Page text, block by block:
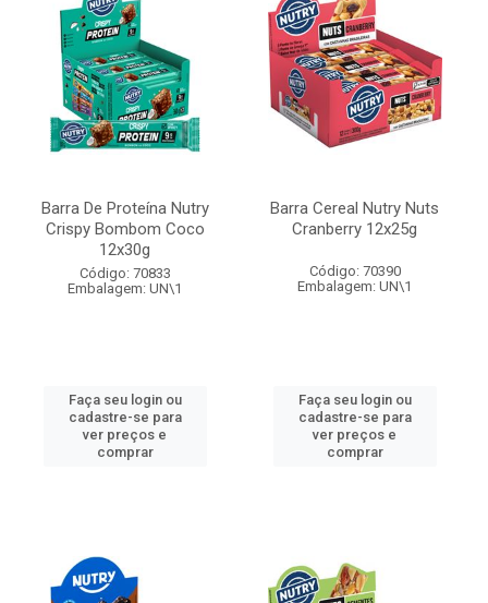
Barra De Proteína Nutry
Crispy Bombom Coco
12x30g
Código: 70833
Embalagem: UN\1
Faça seu login ou
cadastre-se para
ver preços e
comprar
Barra Cereal Nutry Nuts
Cranberry 12x25g
Código: 70390
Embalagem: UN\1
Faça seu login ou
cadastre-se para
ver preços e
comprar